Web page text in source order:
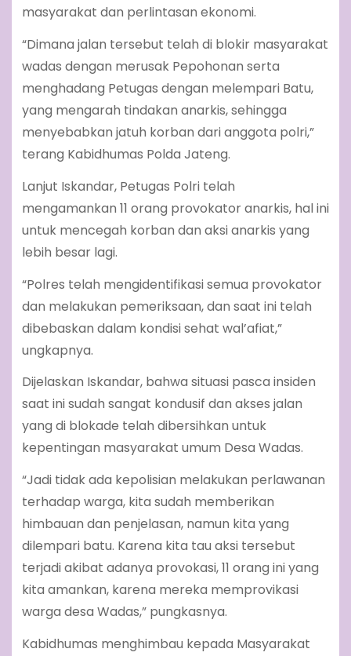
masyarakat dan perlintasan ekonomi.
“Dimana jalan tersebut telah di blokir masyarakat
wadas dengan merusak Pepohonan serta
menghadang Petugas dengan melempari Batu,
yang mengarah tindakan anarkis, sehingga
menyebabkan jatuh korban dari anggota polri,”
terang Kabidhumas Polda Jateng.
Lanjut Iskandar, Petugas Polri telah
mengamankan 11 orang provokator anarkis, hal ini
untuk mencegah korban dan aksi anarkis yang
lebih besar lagi.
“Polres telah mengidentifikasi semua provokator
dan melakukan pemeriksaan, dan saat ini telah
dibebaskan dalam kondisi sehat wal’afiat,”
ungkapnya.
Dijelaskan Iskandar, bahwa situasi pasca insiden
saat ini sudah sangat kondusif dan akses jalan
yang di blokade telah dibersihkan untuk
kepentingan masyarakat umum Desa Wadas.
“Jadi tidak ada kepolisian melakukan perlawanan
terhadap warga, kita sudah memberikan
himbauan dan penjelasan, namun kita yang
dilempari batu. Karena kita tau aksi tersebut
terjadi akibat adanya provokasi, 11 orang ini yang
kita amankan, karena mereka memprovikasi
warga desa Wadas,” pungkasnya.
Kabidhumas menghimbau kepada Masyarakat